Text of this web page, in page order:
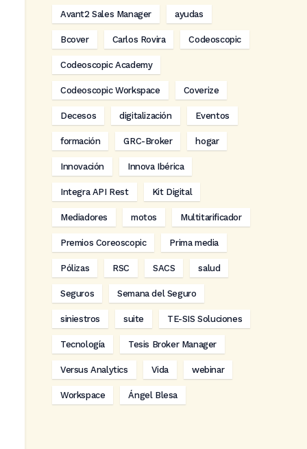
Avant2 Sales Manager ayudas
Bcover Carlos Rovira Codeoscopic
Codeoscopic Academy
Codeoscopic Workspace Coverize
Decesos digitalización Eventos
formación GRC-Broker hogar
Innovación Innova Ibérica
Integra API Rest Kit Digital
Mediadores motos Multitarificador
Premios Coreoscopic Prima media
Pólizas RSC SACS salud
Seguros Semana del Seguro
siniestros suite TE-SIS Soluciones
Tecnología Tesis Broker Manager
Versus Analytics Vida webinar
Workspace Ángel Blesa